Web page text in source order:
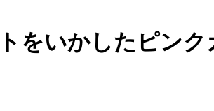
をいかしたピンク